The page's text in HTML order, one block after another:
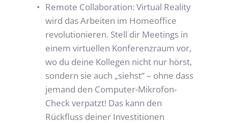
Remote Collaboration: Virtual Reality
wird das Arbeiten im Homeoffice
revolutionieren. Stell dir Meetings in
einem virtuellen Konferenzraum vor,
wo du deine Kollegen nicht nur hörst,
sondern sie auch „siehst“ – ohne dass
jemand den Computer-Mikrofon-
Check verpatzt! Das kann den
Rückfluss deiner Investitionen